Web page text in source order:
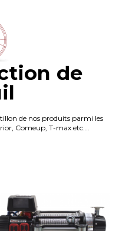
de
de nos produits parmi les
Comeup, T-max etc….